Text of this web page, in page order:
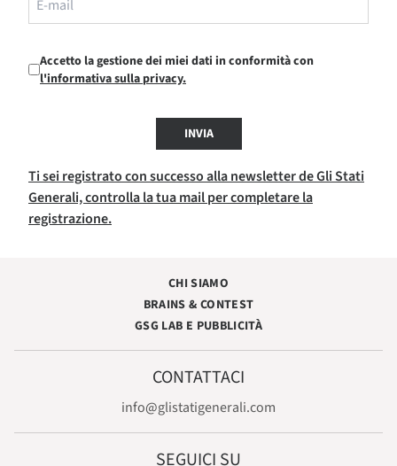
Accetto la gestione dei miei dati in conformità con
l'informativa sulla privacy.
INVIA
Ti sei registrato con successo alla newsletter de Gli Stati
Generali, controlla la tua mail per completare la
registrazione.
CHI SIAMO
BRAINS & CONTEST
GSG LAB E PUBBLICITÀ
CONTATTACI
info@glistatigenerali.com
SEGUICI SU